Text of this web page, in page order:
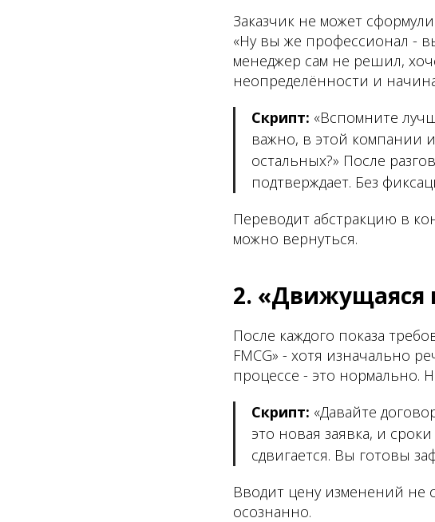
Заказчик не может
«Ну вы же профессионал -
менеджер сам не решил,
неопределённости и
Скрипт: «Вспомните
важно, в этой компании
остальных?» После
подтверждает. Без
Переводит абстракцию в
можно вернуться.
2.
После каждого показа
FMCG» - хотя изначально
процессе - это нормально.
Скрипт: «Давайте
это новая заявка, и
сдвигается. Вы готовы
Вводит цену изменений не
осознанно.